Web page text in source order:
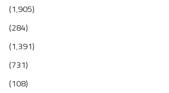
(1٬905)
(284)
(1٬391)
(731)
(108)